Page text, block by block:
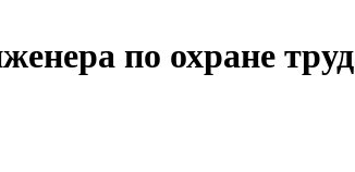
по охране